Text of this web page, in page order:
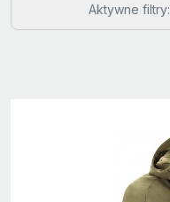
Aktywne filtry: